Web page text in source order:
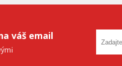
váš email